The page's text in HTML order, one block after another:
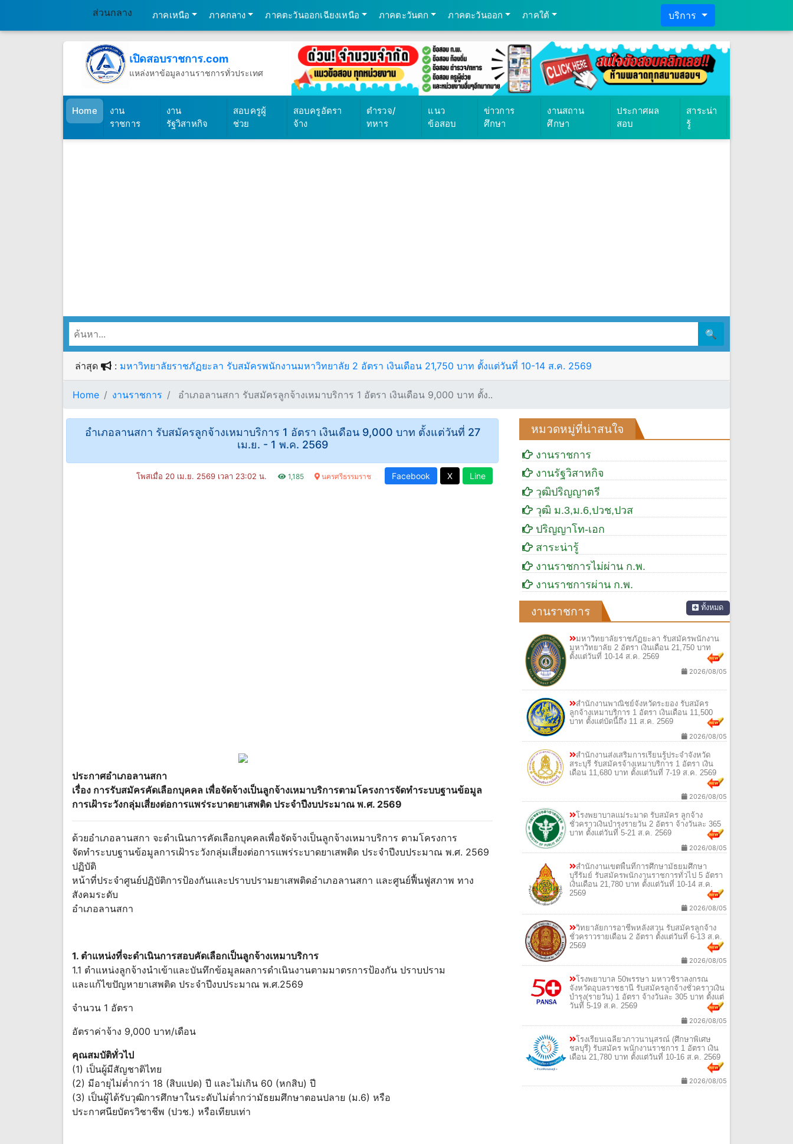
ส่วนกลาง ภาคเหนือ ภาคกลาง ภาคตะวันออกเฉียงเหนือ ภาคตะวันตก ภาคตะวันออก ภาคใต้ บริการ
เปิดสอบราชการ.com
แหล่งหาข้อมูลงานราชการทั่วประเทศ
Home(เปิดสอบราชการ)
งาน
ราชการ
งาน
รัฐวิสาหกิจ
สอบครูผู้
ช่วย
สอบครูอัตรา
จ้าง
ตำรวจ/
ทหาร
แนว
ข้อสอบ
ข่าวการ
ศึกษา
งานสถาน
ศึกษา
ประกาศผล
สอบ
สาระน่า
รู้
🔍
ล่าสุด : มหาวิทยาลัยราชภัฏยะลา รับสมัครพนักงานมหาวิทยาลัย 2 อัตรา เงินเดือน 21,750 บาท ตั้งแต่วันที่ 10-14 ส.ค. 2569
Home งานราชการ อำเภอลานสกา รับสมัครลูกจ้างเหมาบริการ 1 อัตรา เงินเดือน 9,000 บาท ตั้ง..
อำเภอลานสกา รับสมัครลูกจ้างเหมาบริการ 1 อัตรา เงินเดือน 9,000 บาท ตั้งแต่วันที่ 27
เม.ย. - 1 พ.ค. 2569
โพสเมื่อ 20 เม.ย. 2569 เวลา 23:02 น. 1,185 นครศรีธรรมราช Facebook X Line
ประกาศอำเภอลานสกา
เรื่อง การรับสมัครคัดเลือกบุคคล เพื่อจัดจ้างเป็นลูกจ้างเหมาบริการตามโครงการจัดทำระบบฐานข้อมูล
การเฝ้าระวังกลุ่มเสี่ยงต่อการแพร่ระบาดยาเสพติด ประจำปีงบประมาณ พ.ศ. 2569
ด้วยอำเภอลานสกา จะดำเนินการคัดเลือกบุคคลเพื่อจัดจ้างเป็นลูกจ้างเหมาบริการ ตามโครงการ
จัดทำระบบฐานข้อมูลการเฝ้าระวังกลุ่มเสี่ยงต่อการแพร่ระบาดยาเสพติด ประจำปีงบประมาณ พ.ศ. 2569
ปฏิบัติ
หน้าที่ประจำศูนย์ปฏิบัติการป้องกันและปราบปรามยาเสพติดอำเภอลานสกา และศูนย์ฟื้นฟูสภาพ ทาง
สังคมระดับ
อำเภอลานสกา
1. ตำแหน่งที่จะดำเนินการสอบคัดเลือกเป็นลูกจ้างเหมาบริการ
1.1 ตำแหน่งลูกจ้างนำเข้าและบันทึกข้อมูลผลการดำเนินงานตามมาตรการป้องกัน ปราบปราม
และแก้ไขปัญหายาเสพติด ประจำปีงบประมาณ พ.ศ.2569
จำนวน 1 อัตรา
อัตราค่าจ้าง 9,000 บาท/เดือน
คุณสมบัติทั่วไป
(1) เป็นผู้มีสัญชาติไทย
(2) มีอายุไม่ต่ำกว่า 18 (สิบแปด) ปี และไม่เกิน 60 (หกสิบ) ปี
(3) เป็นผู้ได้รับวุฒิการศึกษาในระดับไม่ต่ำกว่ามัธยมศึกษาตอนปลาย (ม.6) หรือ
ประกาศนียบัตรวิชาชีพ (ปวช.) หรือเทียบเท่า
หมวดหมู่ที่น่าสนใจ
งานราชการ
งานรัฐวิสาหกิจ
วุฒิปริญญาตรี
วุฒิ ม.3,ม.6,ปวช,ปวส
ปริญญาโท-เอก
สาระน่ารู้
งานราชการไม่ผ่าน ก.พ.
งานราชการผ่าน ก.พ.
งานราชการ ทั้งหมด
มหาวิทยาลัยราชภัฏยะลา รับสมัครพนักงาน
มหาวิทยาลัย 2 อัตรา เงินเดือน 21,750 บาท
ตั้งแต่วันที่ 10-14 ส.ค. 2569
2026/08/05
สำนักงานพาณิชย์จังหวัดระยอง รับสมัคร
ลูกจ้างเหมาบริการ 1 อัตรา เงินเดือน 11,500
บาท ตั้งแต่บัดนี้ถึง 11 ส.ค. 2569
2026/08/05
สำนักงานส่งเสริมการเรียนรู้ประจำจังหวัด
สระบุรี รับสมัครจ้างเหมาบริการ 1 อัตรา เงิน
เดือน 11,680 บาท ตั้งแต่วันที่ 7-19 ส.ค. 2569
2026/08/05
โรงพยาบาลแม่ระมาด รับสมัคร ลูกจ้าง
ชั่วคราวเงินบำรุงรายวัน 2 อัตรา จ้างวันละ 365
บาท ตั้งแต่วันที่ 5-21 ส.ค. 2569
2026/08/05
สำนักงานเขตพื้นที่การศึกษามัธยมศึกษา
บุรีรัมย์ รับสมัครพนักงานราชการทั่วไป 5 อัตรา
เงินเดือน 21,780 บาท ตั้งแต่วันที่ 10-14 ส.ค.
2569
2026/08/05
วิทยาลัยการอาชีพหลังสวน รับสมัครลูกจ้าง
ชั่วคราวรายเดือน 2 อัตรา ตั้งแต่วันที่ 6-13 ส.ค.
2569
2026/08/05
โรงพยาบาล 50พรรษา มหาวชิราลงกรณ
จังหวัดอุบลราชธานี รับสมัครลูกจ้างชั่วคราวเงิน
บำรุง(รายวัน) 1 อัตรา จ้างวันละ 305 บาท ตั้งแต่
วันที่ 5-19 ส.ค. 2569
2026/08/05
โรงเรียนเฉลียวภาวนานุสรณ์ (ศึกษาพิเศษ
ชลบุรี) รับสมัคร พนักงานราชการ 1 อัตรา เงิน
เดือน 21,780 บาท ตั้งแต่วันที่ 10-16 ส.ค. 2569
2026/08/05